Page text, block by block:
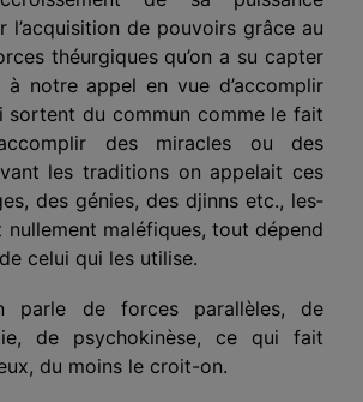
l’acquisition de pouvoirs grâce au
théurgiques qu’on a su capter
à notre appel en vue d’accomplir
sortent du commun comme le fait
des miracles ou des
les traditions on appelait ces
des génies, des djinns etc., les­
nullement maléfiques, tout dépend
celui qui les utilise.
parle de forces parallèles, de
de psychokinèse, ce qui fait
du moins le croit-on.